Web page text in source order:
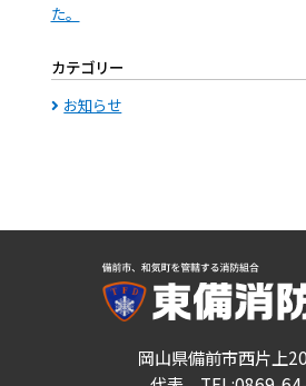
た。
カテゴリー
お知らせ
岡山県備前市西片上